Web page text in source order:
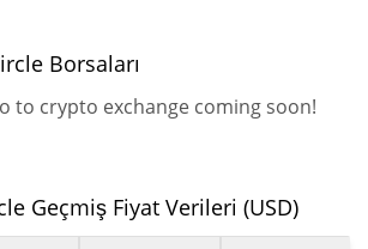
önce)
1.65%
Borsaları
to crypto exchange coming soon!
Geçmiş Fiyat Verileri (USD)